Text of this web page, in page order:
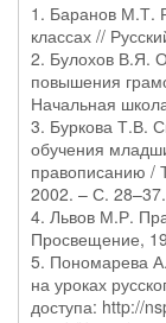
1. Баранов М.Т.
классах //
2. Булохов В.Я.
повышения
Начальная
3. Буркова Т.В.
обучения
правописанию /
2002. – С. 28–37.
4. Львов М.Р.
Просвещение,
5. Пономарева
на уроках
доступа: http://